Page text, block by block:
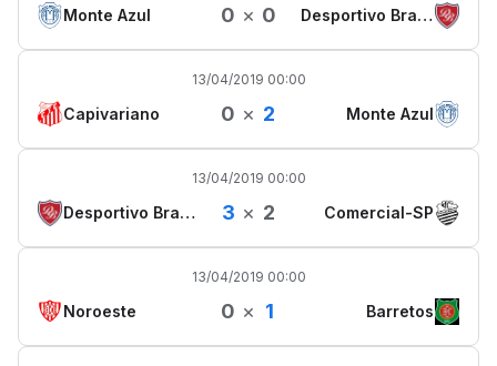
Monte Azul 0 × 0 Desportivo Brasil
13/04/2019 00:00
Capivariano 0 × 2 Monte Azul
13/04/2019 00:00
Desportivo Brasil 3 × 2 Comercial-SP
13/04/2019 00:00
Noroeste 0 × 1 Barretos